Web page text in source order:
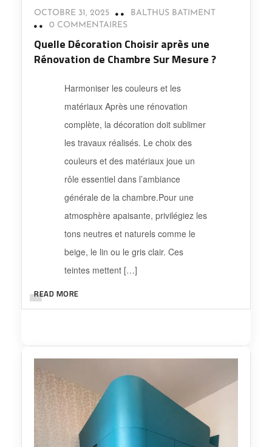
OCTOBRE 31, 2025
BALTHUS BATIMENT
0 COMMENTAIRES
Quelle Décoration Choisir après une
Rénovation de Chambre Sur Mesure ?
Harmoniser les couleurs et les
matériaux Après une rénovation
complète, la décoration doit sublimer
les travaux réalisés. Le choix des
couleurs et des matériaux joue un
rôle essentiel dans l’ambiance
générale de la chambre.Pour une
atmosphère apaisante, privilégiez les
tons neutres et naturels comme le
beige, le lin ou le gris clair. Ces
teintes mettent […]
READ MORE